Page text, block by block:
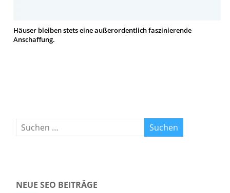
Häuser bleiben stets eine außerordentlich faszinierende
Anschaffung.
NEUE SEO BEITRÄGE